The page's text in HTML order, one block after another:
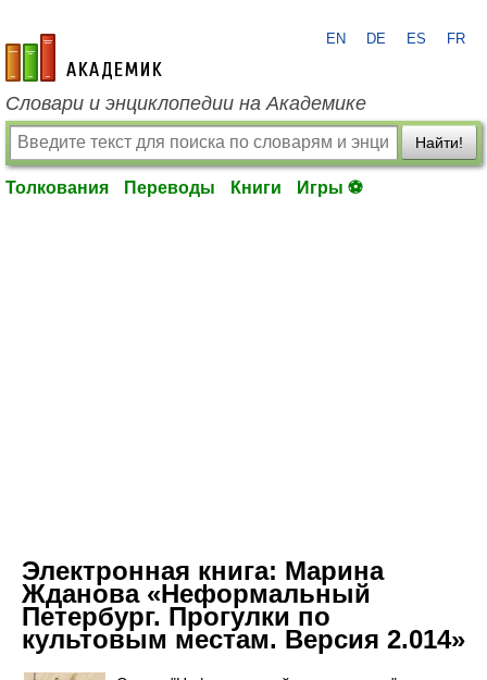
academic.ru
EN DE ES FR
Словари и энциклопедии на Академике
Найти!
Толкования Переводы Книги Игры ⚽
Электронная книга: Марина
Жданова «Неформальный
Петербург. Прогулки по
культовым местам. Версия 2.014»